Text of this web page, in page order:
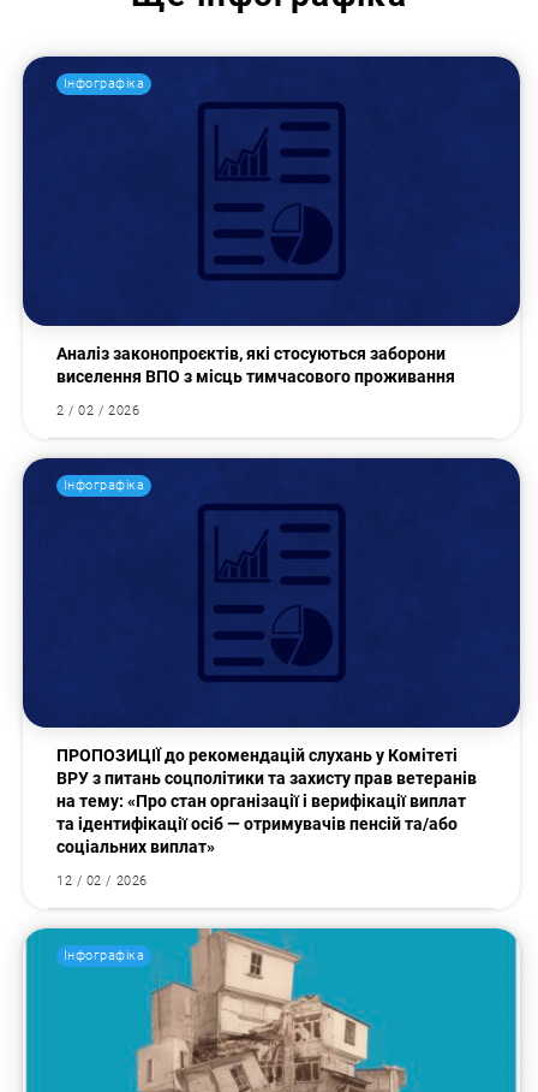
Пошук за запитом:
Інфографіка
Аналіз законопроєктів, які стосуються заборони
виселення ВПО з місць тимчасового проживання
2 / 02 / 2026
Інфографіка
ПРОПОЗИЦІЇ до рекомендацій слухань у Комітеті
ВРУ з питань соцполітики та захисту прав ветеранів
на тему: «Про стан організації і верифікації виплат
та ідентифікації осіб — отримувачів пенсій та/або
соціальних виплат»
12 / 02 / 2026
Інфографіка